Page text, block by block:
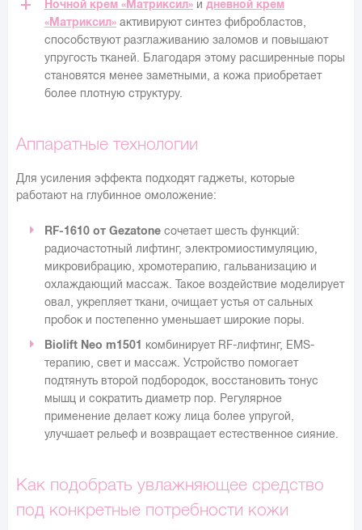
Ночной крем «Матриксил» и дневной крем
«Матриксил» активируют синтез фибробластов,
способствуют разглаживанию заломов и повышают
упругость тканей. Благодаря этому расширенные поры
становятся менее заметными, а кожа приобретает
более плотную структуру.
Аппаратные технологии
Для усиления эффекта подходят гаджеты, которые
работают на глубинное омоложение:
RF-1610 от Gezatone сочетает шесть функций:
радиочастотный лифтинг, электромиостимуляцию,
микровибрацию, хромотерапию, гальванизацию и
охлаждающий массаж. Такое воздействие моделирует
овал, укрепляет ткани, очищает устья от сальных
пробок и постепенно уменьшает широкие поры.
Biolift Neo m1501 комбинирует RF-лифтинг, EMS-
терапию, свет и массаж. Устройство помогает
подтянуть второй подбородок, восстановить тонус
мышц и сократить диаметр пор. Регулярное
применение делает кожу лица более упругой,
улучшает рельеф и возвращает естественное сияние.
Как подобрать увлажняющее средство
под конкретные потребности кожи